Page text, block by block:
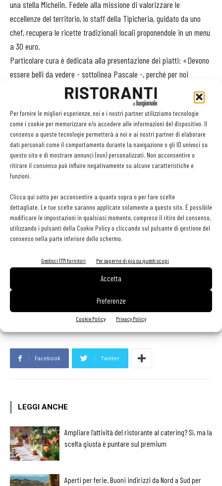
Per fornire le migliori esperienze, noi e i nostri partner utilizziamo tecnologie
come i cookie per memorizzare e/o accedere alle informazioni del dispositivo. Il
consenso a queste tecnologie permetterà a noi e ai nostri partner di elaborare
dati personali come il comportamento durante la navigazione o gli ID univoci su
questo sito e di mostrare annunci (non) personalizzati. Non acconsentire o
ritirare il consenso può influire negativamente su alcune caratteristiche e
funzioni.
Clicca qui sotto per acconsentire a quanto sopra o per fare scelte
dettagliate. Le tue scelte saranno applicate solamente a questo sito. È possibile
modificare le impostazioni in qualsiasi momento, compreso il ritiro del consenso,
utilizzando i pulsanti della Cookie Policy o cliccando sul pulsante di gestione del
consenso nella parte inferiore dello schermo.
Gestisci 1771 fornitori Per saperne di più su questi scopi
Accetta
Preferenze
Cookie Policy Privacy Policy
una stella Michelin. Fedele alla missione di valorizzare le
eccellenze del territorio, lo staff della Tipicheria, guidato da uno
chef, recupera le ricette tradizionali locali proponendole in un menu
a 30 euro.
Particolare cura è dedicata alla presentazione dei piatti: «Devono
essere belli da vedere - sottolinea Pascale -, perché per noi
rappresentano il territorio, che è bello e prezioso». La lotta agli
sprechi si traduce anche in porzioni non eccessive, per evitare
avanzi; se non si consuma tutto, i clienti sono incoraggiati a
portare a casa il cibo in contenitori riciclabili. Poi c’è l’attenzione al
cliente. «I nostri camerieri non si limitano a spiegare i piatti, ma
raccontano il progetto - precisa Pascale -. Se c’è tempo invitano i
clienti a visitare orti e giardino dei sensi, per far toccare con mano
Terra Felix è una cooperativa senza scopo di lucro e dà impiego
anche a persone svantaggiate. «Siamo una start up giovane e al
momento siamo ancora focalizzati a rendere questa esperienza
sostenibile anche dal punto di vista economico - conclude Pascale
un utile reinvestiremo nel territorio».
Nella foto: millefoglie di baccalà
Facebook Twitter
LEGGI ANCHE
Ampliare l’attività del ristorante al catering? Sì, ma la
scelta giusta è puntare sul premium
Aperti per ferie. Buoni indirizzi da Nord a Sud per